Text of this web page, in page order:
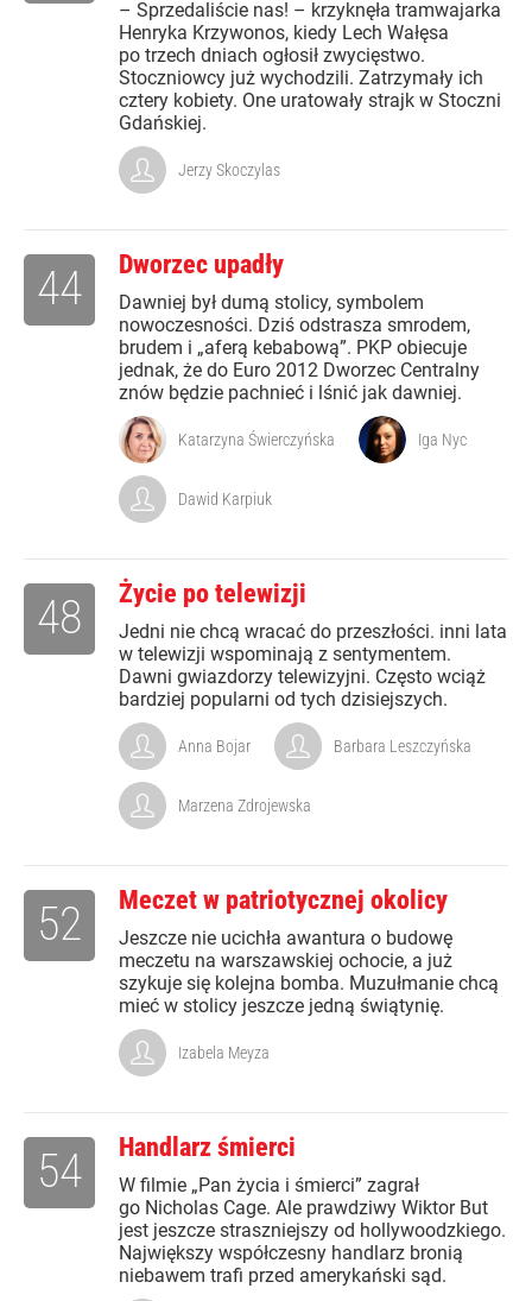
– Sprzedaliście nas! – krzyknęła tramwajarka
Henryka Krzywonos, kiedy Lech Wałęsa
po trzech dniach ogłosił zwycięstwo.
Stoczniowcy już wychodzili. Zatrzymały ich
cztery kobiety. One uratowały strajk w Stoczni
Gdańskiej.
Jerzy Skoczylas
Dworzec upadły
Dawniej był dumą stolicy, symbolem
nowoczesności. Dziś odstrasza smrodem,
brudem i „aferą kebabową”. PKP obiecuje
jednak, że do Euro 2012 Dworzec Centralny
znów będzie pachnieć i lśnić jak dawniej.
44
Katarzyna Świerczyńska Iga Nyc
Dawid Karpiuk
Życie po telewizji
Jedni nie chcą wracać do przeszłości. inni lata
w telewizji wspominają z sentymentem.
Dawni gwiazdorzy telewizyjni. Często wciąż
bardziej popularni od tych dzisiejszych.
48
Anna Bojar Barbara Leszczyńska
Marzena Zdrojewska
Meczet w patriotycznej okolicy
Jeszcze nie ucichła awantura o budowę
meczetu na warszawskiej ochocie, a już
szykuje się kolejna bomba. Muzułmanie chcą
mieć w stolicy jeszcze jedną świątynię.
52
Izabela Meyza
Handlarz śmierci
W filmie „Pan życia i śmierci” zagrał
go Nicholas Cage. Ale prawdziwy Wiktor But
jest jeszcze straszniejszy od hollywoodzkiego.
Największy współczesny handlarz bronią
niebawem trafi przed amerykański sąd.
54